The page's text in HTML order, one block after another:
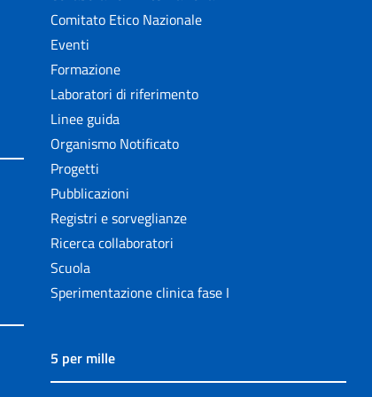
Comitato Etico Nazionale
Eventi
Formazione
Laboratori di riferimento
Linee guida
Organismo Notificato
Progetti
Pubblicazioni
Registri e sorveglianze
Ricerca collaboratori
Scuola
Sperimentazione clinica fase I
5 per mille